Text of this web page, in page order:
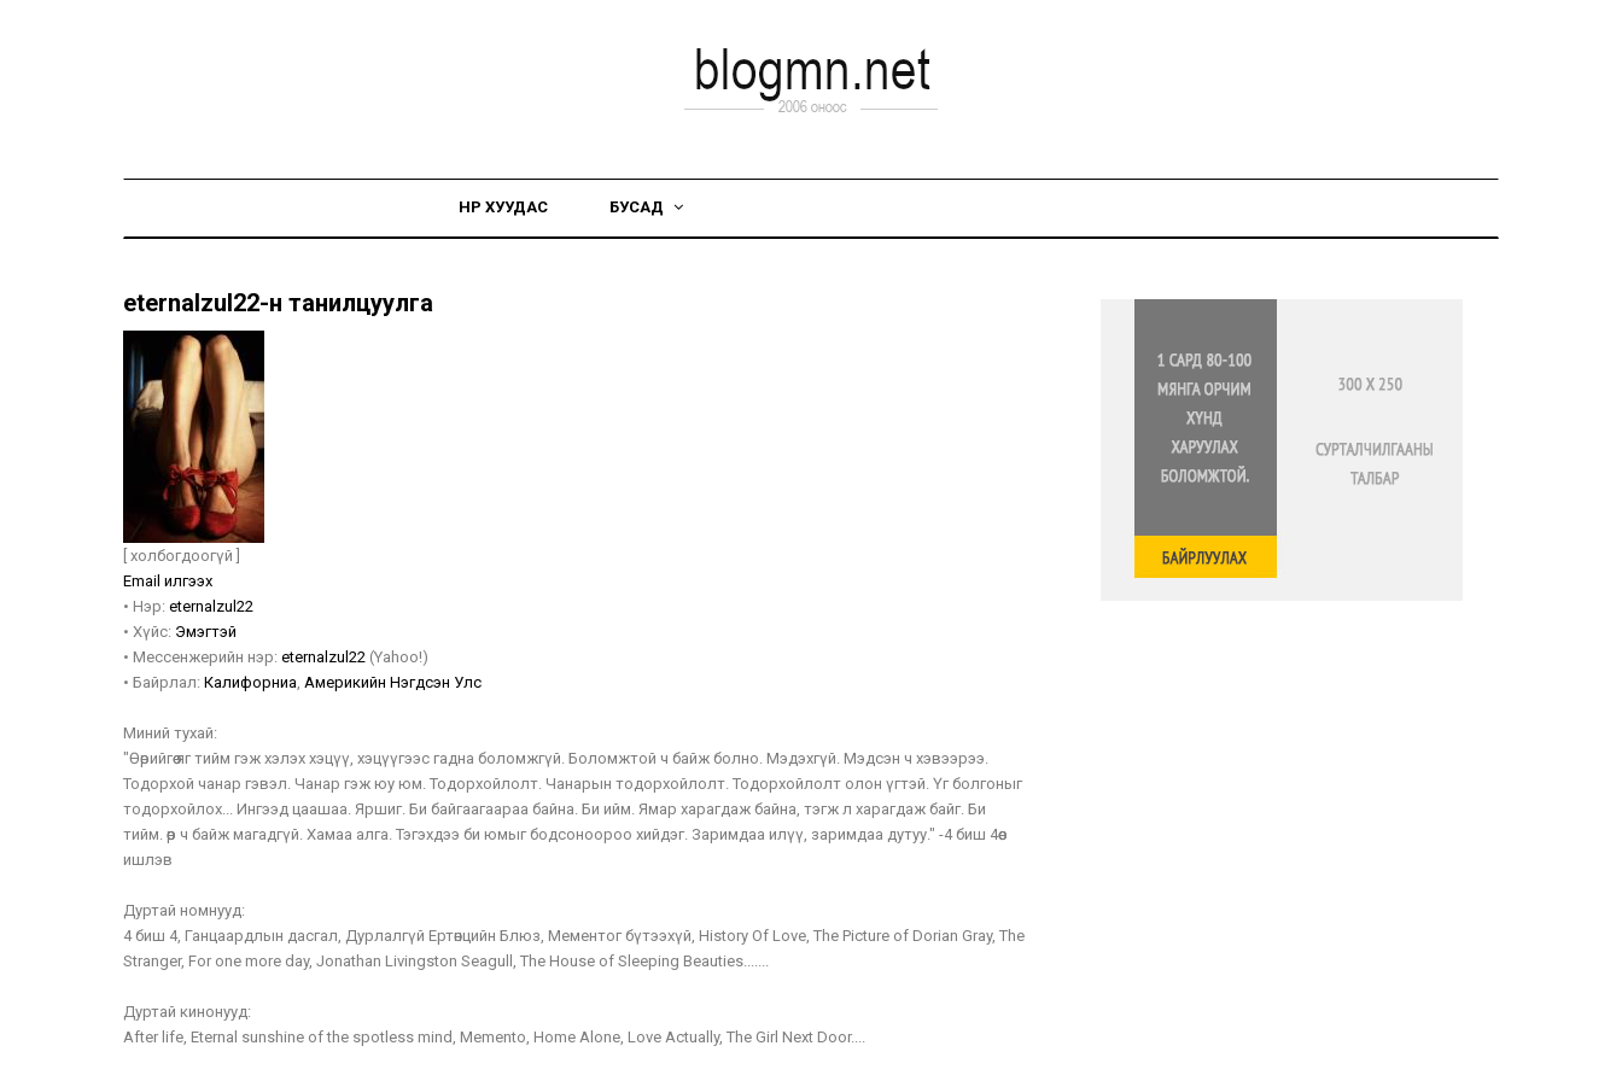
НҮҮР ХУУДАС БУСАД
eternalzul22-н танилцуулга
[ холбогдоогүй ]
Email илгээх
• Нэр: eternalzul22
• Хүйс: Эмэгтэй
• Мессенжерийн нэр: eternalzul22 (Yahoo!)
• Байрлал: Калифорниа, Америкийн Нэгдсэн Улс
Миний тухай:
"Өөрийгөө яг тийм гэж хэлэх хэцүү, хэцүүгээс гадна боломжгүй. Боломжтой ч байж болно. Мэдэхгүй. Мэдсэн ч хэвээрээ.
Тодорхой чанар гэвэл. Чанар гэж юу юм. Тодорхойлолт. Чанарын тодорхойлолт. Тодорхойлолт олон үгтэй. Үг болгоныг
тодорхойлох... Ингээд цаашаа. Яршиг. Би байгаагаараа байна. Би ийм. Ямар харагдаж байна, тэгж л харагдаж байг. Би
тийм. өөр ч байж магадгүй. Хамаа алга. Тэгэхдээ би юмыг бодсоноороо хийдэг. Заримдаа илүү, заримдаа дутуу." -4 биш 4өөс
ишлэв
Дуртай номнууд:
4 биш 4, Ганцаардлын дасгал, Дурлалгүй Ертөнцийн Блюз, Mементог бүтээхүй, History Of Love, The Picture of Dorian Gray, The
Stranger, For one more day, Jonathan Livingston Seagull, The House of Sleeping Beauties.......
Дуртай кинонууд:
After life, Eternal sunshine of the spotless mind, Memento, Home Alone, Love Actually, The Girl Next Door....